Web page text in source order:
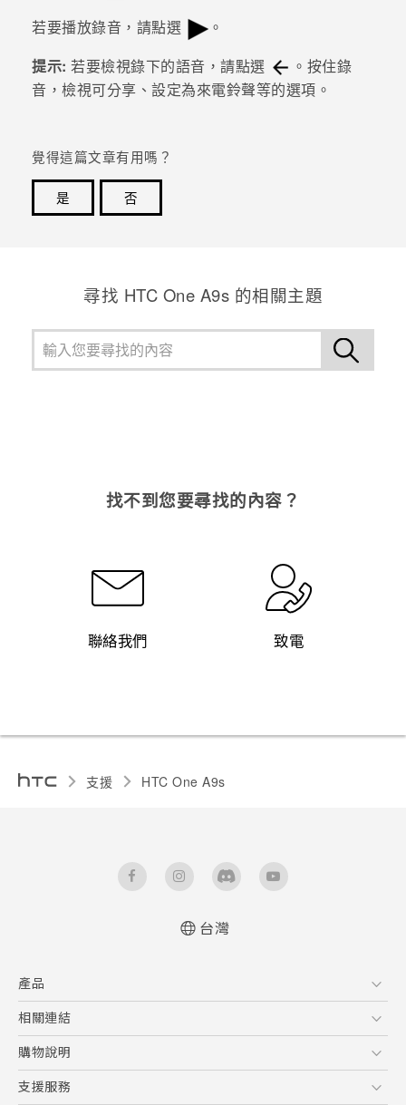
若要播放錄音，請點選
。
提示: 若要檢視錄下的語音，請點選
。按住錄
音，檢視可分享、設定為來電鈴聲等的選項。
覺得這篇文章有用嗎？
是
否
尋找 HTC One A9s 的相關主題
找不到您要尋找的內容？
聯絡我們 致電
支援 HTC One A9s‎
台灣
產品
5G
智慧型手機
配件
相關連結
HTC Research
購物說明
購物須知
支援服務